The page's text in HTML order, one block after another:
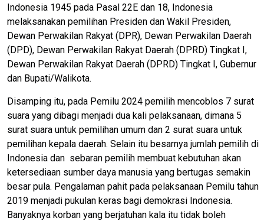
Indonesia 1945 pada Pasal 22E dan 18, Indonesia
melaksanakan pemilihan Presiden dan Wakil Presiden,
Dewan Perwakilan Rakyat (DPR), Dewan Perwakilan Daerah
(DPD), Dewan Perwakilan Rakyat Daerah (DPRD) Tingkat I,
Dewan Perwakilan Rakyat Daerah (DPRD) Tingkat I, Gubernur
dan Bupati/Walikota.
Disamping itu, pada Pemilu 2024 pemilih mencoblos 7 surat
suara yang dibagi menjadi dua kali pelaksanaan, dimana 5
surat suara untuk pemilihan umum dan 2 surat suara untuk
pemilihan kepala daerah. Selain itu besarnya jumlah pemilih di
Indonesia dan sebaran pemilih membuat kebutuhan akan
ketersediaan sumber daya manusia yang bertugas semakin
besar pula. Pengalaman pahit pada pelaksanaan Pemilu tahun
2019 menjadi pukulan keras bagi demokrasi Indonesia.
Banyaknya korban yang berjatuhan kala itu tidak boleh